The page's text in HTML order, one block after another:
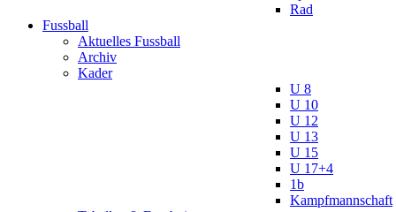
Rad
Fussball
Aktuelles Fussball
Archiv
Kader
U 8
U 10
U 12
U 13
U 15
U 17+4
1b
Kampfmannschaft